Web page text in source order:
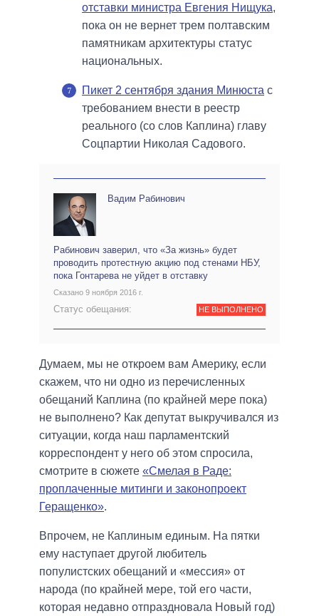
отставки министра Евгения Нищука,
пока он не вернет трем полтавским
памятникам архитектуры статус
национальных.
Пикет 2 сентября здания Минюста с
требованием внести в реестр
реального (со слов Каплина) главу
Соцпартии Николая Садового.
Вадим Рабинович
Рабинович заверил, что «За жизнь» будет
проводить протестную акцию под стенами НБУ,
пока Гонтарева не уйдет в отставку
Сказано 9 ноября 2016 г.
Статус обещания: НЕ ВЫПОЛНЕНО
Думаем, мы не откроем вам Америку, если
скажем, что ни одно из перечисленных
обещаний Каплина (по крайней мере пока)
не выполнено? Как депутат выкручивался из
ситуации, когда наш парламентский
корреспондент у него об этом спросила,
смотрите в сюжете «Смелая в Раде:
проплаченные митинги и законопроект
Геращенко».
Впрочем, не Каплиным единым. На пятки
ему наступает другой любитель
популистских обещаний и «мессия» от
народа (по крайней мере, той его части,
которая недавно отпраздновала Новый год)